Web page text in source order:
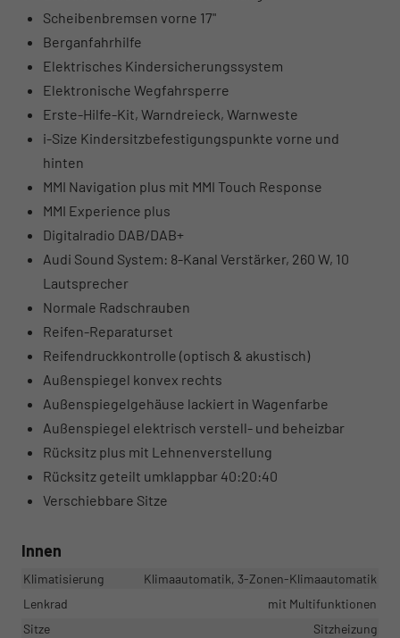
Scheibenbremsen vorne 17"
Berganfahrhilfe
Elektrisches Kindersicherungssystem
Elektronische Wegfahrsperre
Erste-Hilfe-Kit, Warndreieck, Warnweste
i-Size Kindersitzbefestigungspunkte vorne und
hinten
MMI Navigation plus mit MMI Touch Response
MMI Experience plus
Digitalradio DAB/DAB+
Audi Sound System: 8-Kanal Verstärker, 260 W, 10
Lautsprecher
Normale Radschrauben
Reifen-Reparaturset
Reifendruckkontrolle (optisch & akustisch)
Außenspiegel konvex rechts
Außenspiegelgehäuse lackiert in Wagenfarbe
Außenspiegel elektrisch verstell- und beheizbar
Rücksitz plus mit Lehnenverstellung
Rücksitz geteilt umklappbar 40:20:40
Verschiebbare Sitze
Innen
Klimatisierung
Klimaautomatik, 3-Zonen-Klimaautomatik
Lenkrad
mit Multifunktionen
Sitze
Sitzheizung